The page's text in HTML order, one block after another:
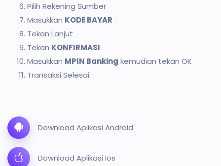
Pilih Rekening Sumber
Masukkan KODE BAYAR
Tekan Lanjut
Tekan KONFIRMASI
Masukkan MPIN Banking kemudian tekan OK
Transaksi Selesai
Download Aplikasi Android
Download Aplikasi Ios